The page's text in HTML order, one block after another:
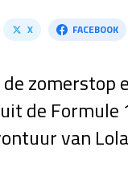
X FACEBOOK
zomerstop
de Formule
van